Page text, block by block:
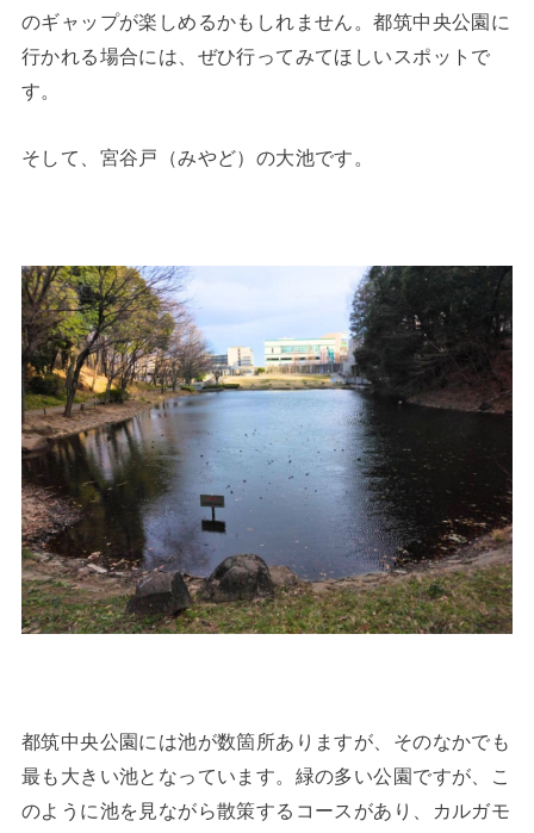
のギャップが楽しめるかもしれません。都筑中央公園に
行かれる場合には、ぜひ行ってみてほしいスポットで
す。
そして、宮谷戸（みやど）の大池です。
都筑中央公園には池が数箇所ありますが、そのなかでも
最も大きい池となっています。緑の多い公園ですが、こ
のように池を見ながら散策するコースがあり、カルガモ